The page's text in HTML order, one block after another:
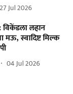
27 Jul 2026
लहान
मऊ, स्वादिष्ट मिल्क
04 Jul 2026